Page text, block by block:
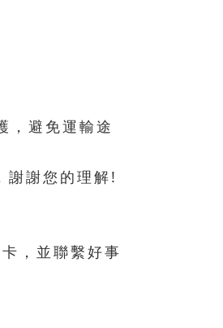
，避免運輸途
謝謝您的理解!
，並聯繫好事